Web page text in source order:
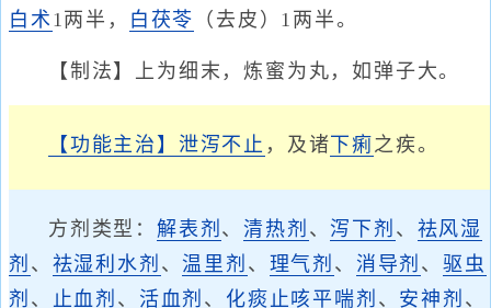
白术 1两半， 白茯苓 （去皮）1两半。
【制法】上为细末，炼蜜为丸，如弹子大。
【功能主治】 泄泻不止 ，及诸 下痢 之疾。
方剂类型： 解表剂 、清热剂 、 泻下剂 、 祛风湿
剂 、 祛湿利水剂 、温里剂 、 理气剂 、 消导剂 、驱虫
剂 、 止血剂 、 活血剂 、 化痰止咳平喘剂 、 安神剂 、